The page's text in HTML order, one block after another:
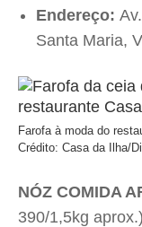
Endereço:
Santa Maria,
Farofa à moda do
Crédito: Casa da Ilha/
NÓZ COMIDA
390/1,5kg